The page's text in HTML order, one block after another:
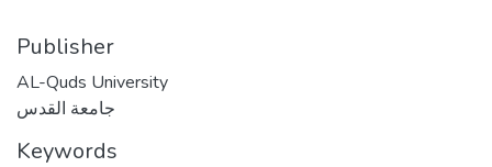
Publisher
AL-Quds University
جامعة القدس
Keywords